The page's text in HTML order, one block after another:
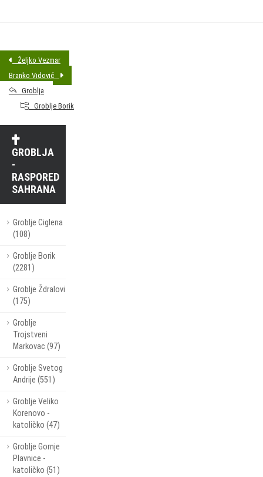
Željko Vezmar
Branko Vidović
Groblja
Groblje Borik
GROBLJA
-
RASPORED
SAHRANA
Groblje Ciglena
(108)
Groblje Borik
(2281)
Groblje Ždralovi
(175)
Groblje
Trojstveni
Markovac (97)
Groblje Svetog
Andrije (551)
Groblje Veliko
Korenovo -
katoličko (47)
Groblje Gornje
Plavnice -
katoličko (51)